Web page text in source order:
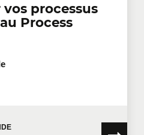
processus
Process